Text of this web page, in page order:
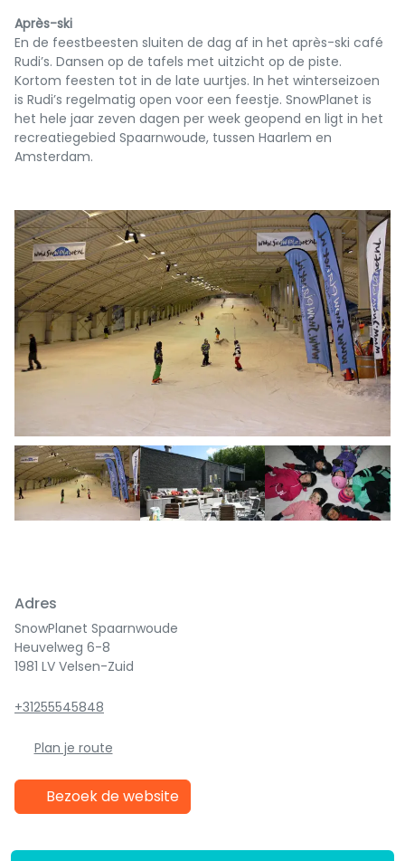
Après-ski
En de feestbeesten sluiten de dag af in het après-ski café
Rudi’s. Dansen op de tafels met uitzicht op de piste.
Kortom feesten tot in de late uurtjes. In het winterseizoen
is Rudi’s regelmatig open voor een feestje. SnowPlanet is
het hele jaar zeven dagen per week geopend en ligt in het
recreatiegebied Spaarnwoude, tussen Haarlem en
Amsterdam.
Previous Next
Adres
SnowPlanet Spaarnwoude
Heuvelweg 6-8
1981 LV Velsen-Zuid
+31255545848
Plan je route
Bezoek de website